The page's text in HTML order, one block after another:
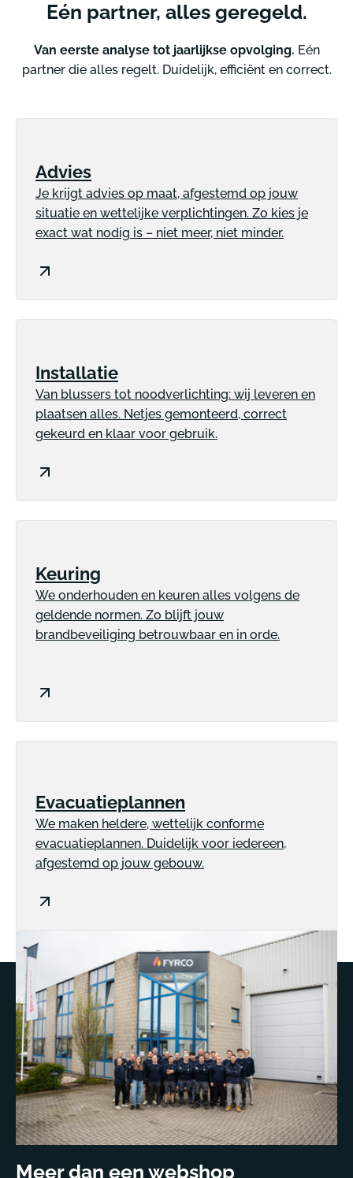
Eén partner, alles geregeld.
Van eerste analyse tot jaarlijkse opvolging. Eén
partner die alles regelt. Duidelijk, efficiënt en correct.
Advies
Je krijgt advies op maat, afgestemd op jouw
situatie en wettelijke verplichtingen. Zo kies je
exact wat nodig is – niet meer, niet minder.
Installatie
Van blussers tot noodverlichting: wij leveren en
plaatsen alles. Netjes gemonteerd, correct
gekeurd en klaar voor gebruik.
Keuring
We onderhouden en keuren alles volgens de
geldende normen. Zo blijft jouw
brandbeveiliging betrouwbaar en in orde.
Evacuatieplannen
We maken heldere, wettelijk conforme
evacuatieplannen. Duidelijk voor iedereen,
afgestemd op jouw gebouw.
Meer dan een webshop